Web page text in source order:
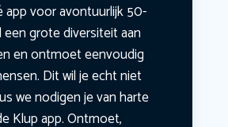
app voor avontuurlijk 50-
een grote diversiteit aan
en ontmoet eenvoudig
Dit wil je echt niet
we nodigen je van harte
Klup app. Ontmoet,